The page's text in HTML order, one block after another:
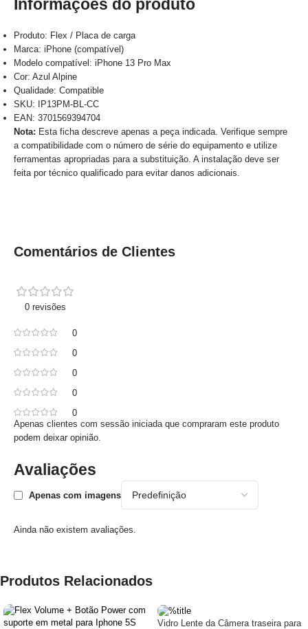
Informações do produto
Produto: Flex / Placa de carga
Marca: iPhone (compatível)
Modelo compatível: iPhone 13 Pro Max
Cor: Azul Alpine
Qualidade: Compatible
SKU: IP13PM-BL-CC
EAN: 3701569394704
Nota: Esta ficha descreve apenas a peça indicada. Verifique sempre
a compatibilidade com o número de série do equipamento e utilize
ferramentas apropriadas para a substituição. A instalação deve ser
feita por técnico qualificado para evitar danos adicionais.
Comentários de Clientes
0 revisões
0
0
0
0
0
Avaliações
Apenas com imagens
Ainda não existem avaliações.
Apenas clientes com sessão iniciada que compraram este produto
podem deixar opinião.
Produtos Relacionados
Vidro Lente da Câmera traseira para